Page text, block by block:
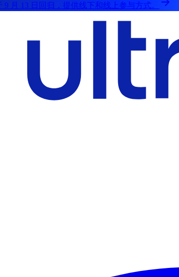
月 13 日回归，提供线下和线上参与方式。